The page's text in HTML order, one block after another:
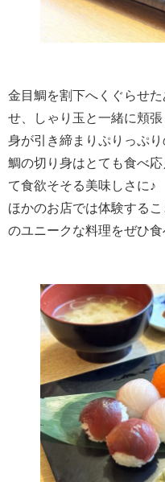
金目鯛を割下へくぐらせ
せ、しゃり玉と一緒に頬張
身が引き締まりぷりっぷ
鯛の切り身はとても食べ
て食欲そそる美味しさに♪
ほかのお店では体験する
のユニークな料理をぜひ食